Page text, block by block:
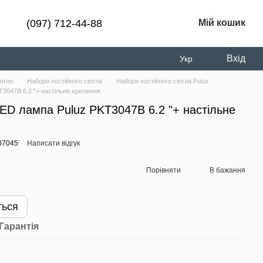
(097) 712-44-88 Мій кошик
Укр Вхід
Набори постійного світла
Набори постійного світла Puluz
6.2 "+ настільне кріплення
лампа Puluz PKT3047B 6.2 "+ настільне
Написати відгук
Порівняти В бажання
Гарантія